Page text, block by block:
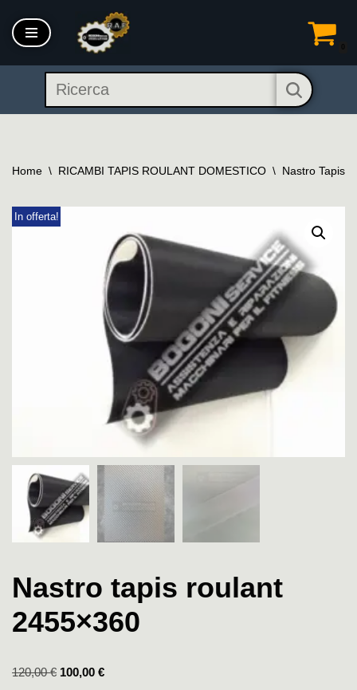
Vai
contenuto
Home \ RICAMBI TAPIS ROULANT DOMESTICO \ Nastro Tapis
In offerta!
Nastro tapis roulant
2455×360
120,00€ 100,00 €